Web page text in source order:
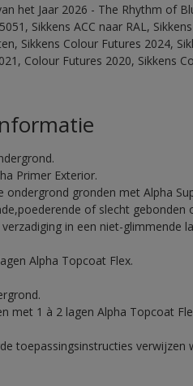
het Jaar 2026 - The Rhythm of
Sikkens ACC naar RAL,
Sikkens Colour Futures 2024,
Colour Futures 2020, Sikkens
Primer Exterior.
ondergrond gronden met Alpha
of slecht
in een niet-glimmende
Alpha Topcoat Flex.
met 1 à 2 lagen Alpha Topcoat
toepassingsinstructies